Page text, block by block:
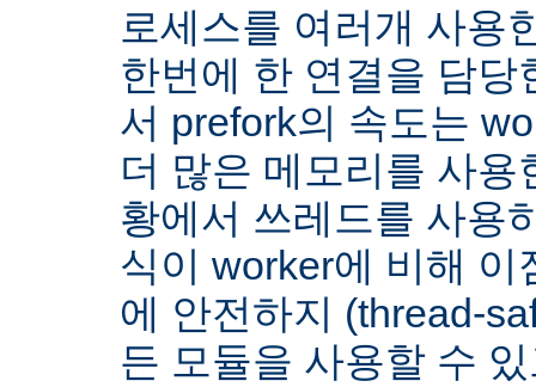
로세스를 여러개 사용
한번에 한 연결을 담당
서 prefork의 속도는
더 많은 메모리를 사
황에서 쓰레드를 사용
식이 worker에 비해 이
에 안전하지 (thread-
든 모듈을 사용할 수